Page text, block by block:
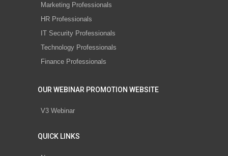
Marketing Professionals
HR Professionals
IT Security Professionals
Technology Professionals
Finance Professionals
OUR WEBINAR PROMOTION WEBSITE
V3 Webinar
QUICK LINKS